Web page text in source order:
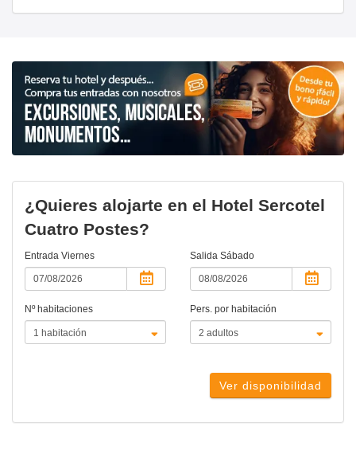
¿Quieres alojarte en el Hotel Sercotel
Cuatro Postes?
Entrada Viernes Salida Sábado
Nº habitaciones Pers. por habitación
Ver disponibilidad